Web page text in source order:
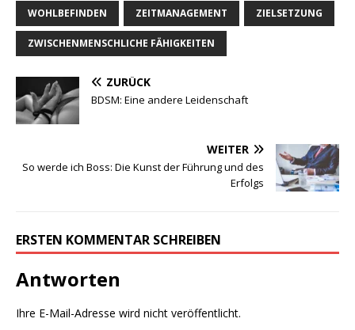
WOHLBEFINDEN ZEITMANAGEMENT ZIELSETZUNG
ZWISCHENMENSCHLICHE FÄHIGKEITEN
ZURÜCK
BDSM: Eine andere Leidenschaft
WEITER
So werde ich Boss: Die Kunst der Führung und des
Erfolgs
ERSTEN KOMMENTAR SCHREIBEN
Antworten
Ihre E-Mail-Adresse wird nicht veröffentlicht.